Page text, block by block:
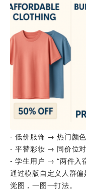
- 低价服饰 → 热门颜
- 平替彩妆 → 同价位对
- 学生用户 → “两件入
通过模版自定义人群
觉图，一图一打法。